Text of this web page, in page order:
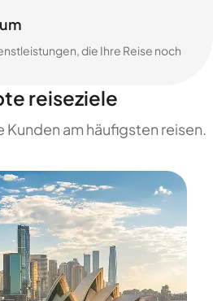
die Ihre Reise noch
reiseziele
Kunden am häufigsten reisen.